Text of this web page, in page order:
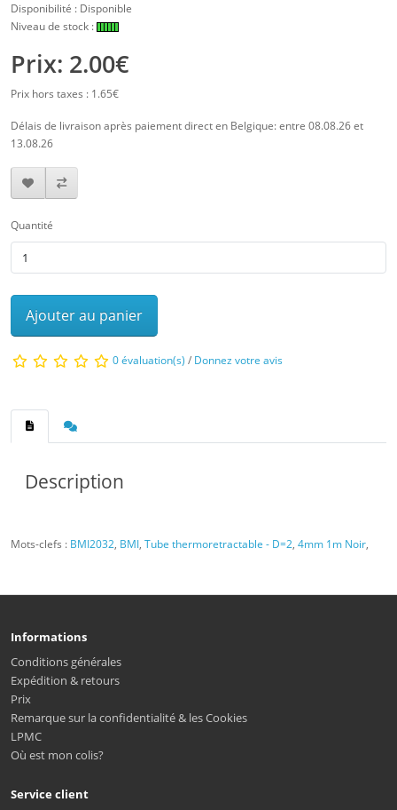
Disponibilité : Disponible
Niveau de stock :
Prix: 2.00€
Prix hors taxes : 1.65€
Délais de livraison après paiement direct en Belgique: entre 08.08.26 et
13.08.26
Quantité
Ajouter au panier
0 évaluation(s) / Donnez votre avis
Description
Mots-clefs : BMI2032, BMI, Tube thermoretractable - D=2, 4mm 1m Noir,
Informations
Conditions générales
Expédition & retours
Prix
Remarque sur la confidentialité & les Cookies
LPMC
Où est mon colis?
Service client